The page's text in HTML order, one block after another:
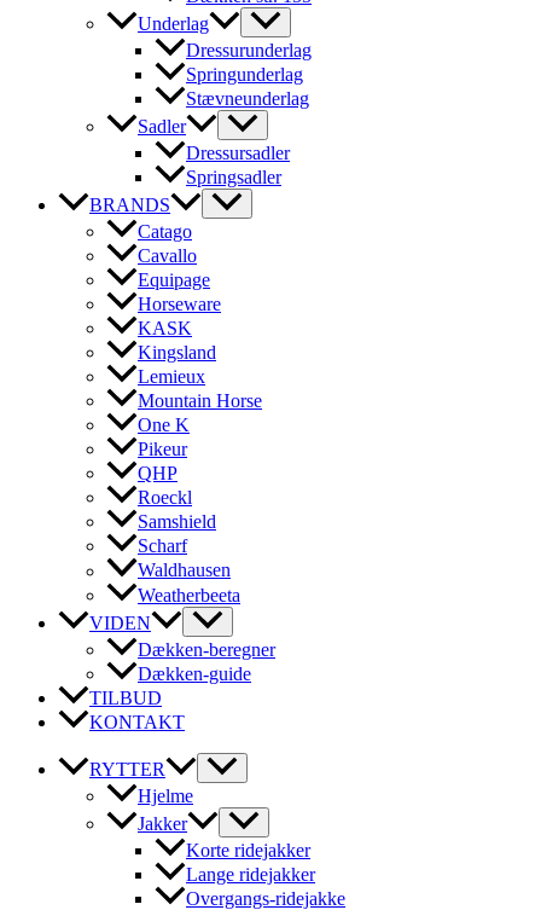
Underlag
Dressurunderlag
Springunderlag
Stævneunderlag
Sadler
Dressursadler
Springsadler
BRANDS
Catago
Cavallo
Equipage
Horseware
KASK
Kingsland
Lemieux
Mountain Horse
One K
Pikeur
QHP
Roeckl
Samshield
Scharf
Waldhausen
Weatherbeeta
VIDEN
Dækken-beregner
Dækken-guide
TILBUD
KONTAKT
RYTTER
Hjelme
Jakker
Korte ridejakker
Lange ridejakker
Overgangs-ridejakke